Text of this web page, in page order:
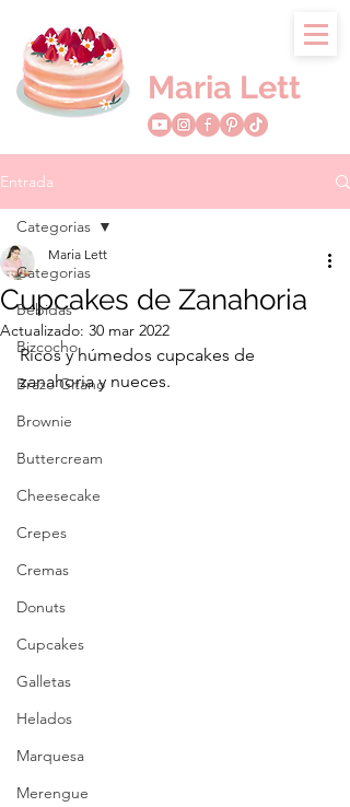
Maria Lett
Entrada
Categorias
Bebidas
Bizcocho
Brazo Gitano
Brownie
Buttercream
Cheesecake
Crepes
Cremas
Donuts
Cupcakes
Galletas
Helados
Marquesa
Merengue
Categorias
Cupcakes de Zanahoria
Maria Lett
Actualizado: 30 mar 2022
Ricos y húmedos cupcakes de
zanahoria y nueces.